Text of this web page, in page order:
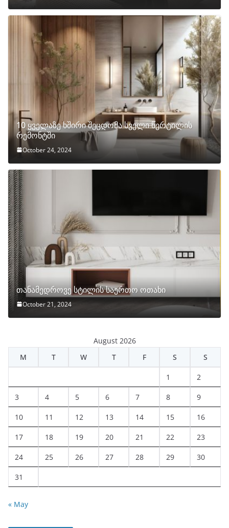
10 ყველაზე ხშირი შეცდომა სველი წერტილის
რემონტში
October 24, 2024
თანამედროვე სტილის საერთო ოთახი
October 21, 2024
August 2026
M
T W T F S S
1 2
3 4 5 6 7 8 9
10 11 12 13 14 15 16
17 18 19 20 21 22 23
24 25 26 27 28 29 30
31
« May